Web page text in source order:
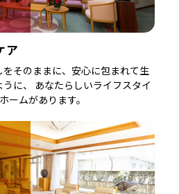
ア
そのままに、安心に包まれて生
に、 あなたらしいライフスタイ
ームがあります。